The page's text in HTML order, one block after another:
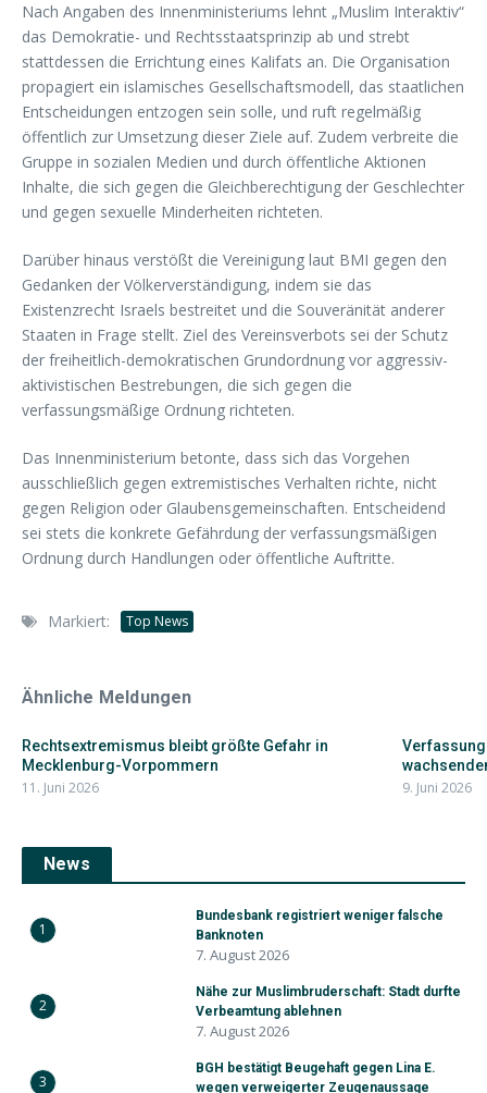
Nach Angaben des Innenministeriums lehnt „Muslim Interaktiv“
das Demokratie- und Rechtsstaatsprinzip ab und strebt
stattdessen die Errichtung eines Kalifats an. Die Organisation
propagiert ein islamisches Gesellschaftsmodell, das staatlichen
Entscheidungen entzogen sein solle, und ruft regelmäßig
öffentlich zur Umsetzung dieser Ziele auf. Zudem verbreite die
Gruppe in sozialen Medien und durch öffentliche Aktionen
Inhalte, die sich gegen die Gleichberechtigung der Geschlechter
und gegen sexuelle Minderheiten richteten.
Darüber hinaus verstößt die Vereinigung laut BMI gegen den
Gedanken der Völkerverständigung, indem sie das
Existenzrecht Israels bestreitet und die Souveränität anderer
Staaten in Frage stellt. Ziel des Vereinsverbots sei der Schutz
der freiheitlich-demokratischen Grundordnung vor aggressiv-
aktivistischen Bestrebungen, die sich gegen die
verfassungsmäßige Ordnung richteten.
Das Innenministerium betonte, dass sich das Vorgehen
ausschließlich gegen extremistisches Verhalten richte, nicht
gegen Religion oder Glaubensgemeinschaften. Entscheidend
sei stets die konkrete Gefährdung der verfassungsmäßigen
Ordnung durch Handlungen oder öffentliche Auftritte.
Markiert: Top News
Ähnliche Meldungen
Rechtsextremismus bleibt größte Gefahr in
Mecklenburg-Vorpommern
11. Juni 2026 9. Juni 2026
News
1
Bundesbank registriert weniger falsche
Banknoten
7. August 2026
2
Nähe zur Muslimbruderschaft: Stadt durfte
Verbeamtung ablehnen
7. August 2026
3
BGH bestätigt Beugehaft gegen Lina E.
wegen verweigerter Zeugenaussage